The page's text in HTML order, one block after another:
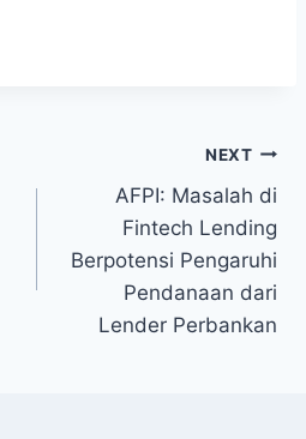
NEXT
AFPI: Masalah di
Fintech Lending
Berpotensi Pengaruhi
Pendanaan dari
Lender Perbankan